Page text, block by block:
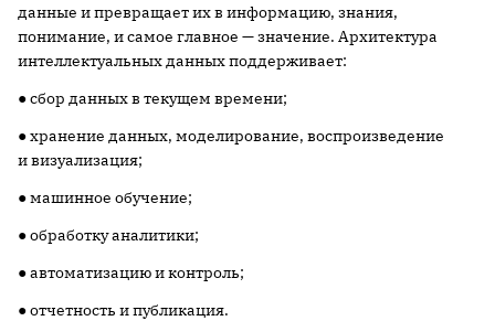
данные и превращает их в информацию, знания,
понимание, и самое главное — значение. Архитектура
интеллектуальных данных поддерживает:
● сбор данных в текущем времени;
● хранение данных, моделирование, воспроизведение
и визуализация;
● машинное обучение;
● обработку аналитики;
● автоматизацию и контроль;
● отчетность и публикация.